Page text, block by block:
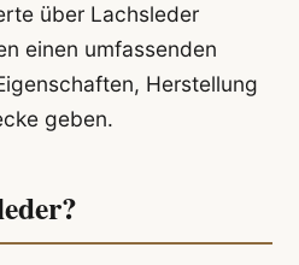
über Lachsleder
einen umfassenden
Herstellung
geben.